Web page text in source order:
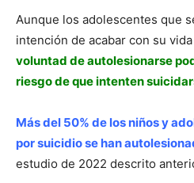
Aunque los adolescentes que
intención de acabar con su
voluntad de autolesionarse
riesgo de que intenten
Más del 50% de los niños y
por suicidio se han
estudio de 2022 descrito